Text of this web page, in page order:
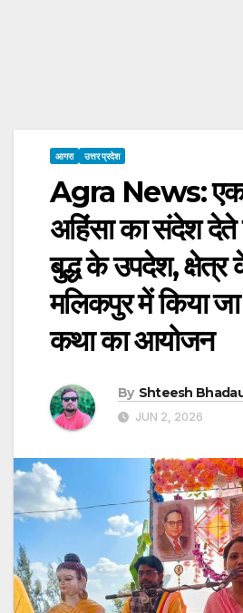
आगरा उत्तर प्रदेश
Agra News:
अहिंसा का संदेश देते
बुद्ध के उपदेश, क्षेत्र
मलिकपुर में किया जा
कथा का आयोजन
By Shteesh
JUN 2, 2026